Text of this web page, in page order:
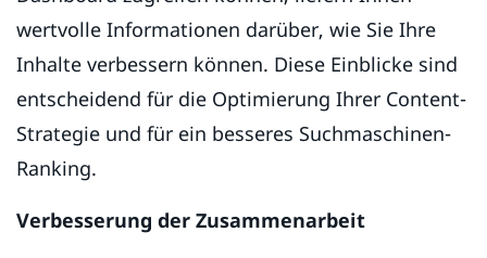
wertvolle Informationen darüber, wie Sie Ihre
Inhalte verbessern können. Diese Einblicke sind
entscheidend für die Optimierung Ihrer Content-
Strategie und für ein besseres Suchmaschinen-
Ranking.
Verbesserung der Zusammenarbeit